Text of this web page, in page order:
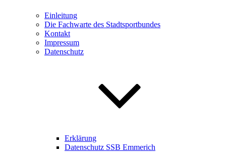
Einleitung
Die Fachwarte des Stadtsportbundes
Kontakt
Impressum
Datenschutz
Erklärung
Datenschutz SSB Emmerich